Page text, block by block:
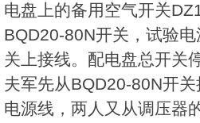
电盘上的备用空气开关
BQD20-80N开关，试验
关上接线。配电盘总开关
夫军先从BQD20-80N开
电源线，两人又从调压器